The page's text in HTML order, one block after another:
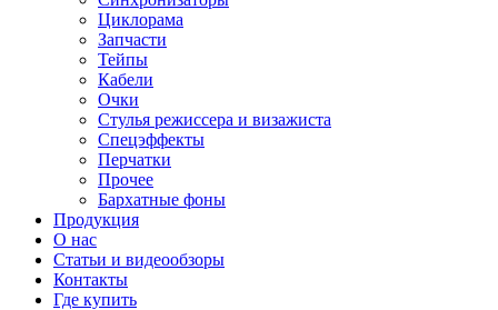
Циклорама
Запчасти
Тейпы
Кабели
Очки
Стулья режиссера и визажиста
Спецэффекты
Перчатки
Прочее
Бархатные фоны
Продукция
О нас
Статьи и видеообзоры
Контакты
Где купить